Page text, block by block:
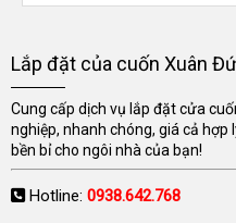
Lắp đặt của cuốn Xuân
Cung cấp dịch vụ lắp đặt cửa
nghiệp, nhanh chóng, giá cả
bền bỉ cho ngôi nhà của bạn!
Hotline: 0938.642.768